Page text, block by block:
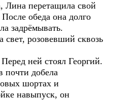
Лина перетащила свой
обеда она долго
задрёмывать.
свет, розовевший сквозь
ней стоял Георгий.
добела
шортах и
навыпуск, он